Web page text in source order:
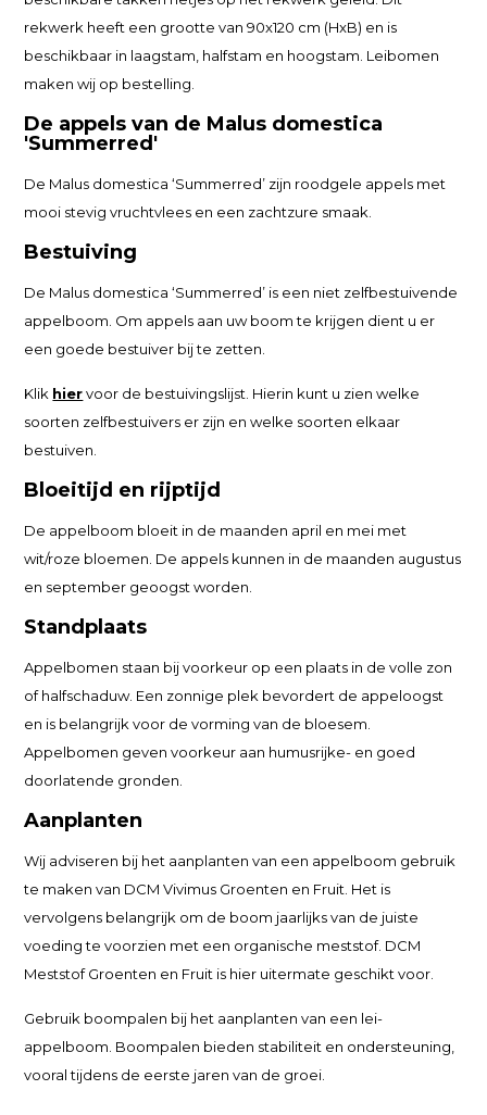
rekwerk heeft een grootte van 90x120 cm (HxB) en is
beschikbaar in laagstam, halfstam en hoogstam. Leibomen
maken wij op bestelling.
De appels van de Malus domestica
'Summerred'
De Malus domestica ‘Summerred’ zijn roodgele appels met
mooi stevig vruchtvlees en een zachtzure smaak.
Bestuiving
De Malus domestica ‘Summerred’ is een niet zelfbestuivende
appelboom. Om appels aan uw boom te krijgen dient u er
een goede bestuiver bij te zetten.
Klik hiervoor de bestuivingslijst. Hierin kunt u zien welke
soorten zelfbestuivers er zijn en welke soorten elkaar
bestuiven.
Bloeitijd en rijptijd
De appelboom bloeit in de maanden april en mei met
wit/roze bloemen. De appels kunnen in de maanden augustus
en september geoogst worden.
Standplaats
Appelbomen staan bij voorkeur op een plaats in de volle zon
of halfschaduw. Een zonnige plek bevordert de appeloogst
en is belangrijk voor de vorming van de bloesem.
Appelbomen geven voorkeur aan humusrijke- en goed
doorlatende gronden.
Aanplanten
Wij adviseren bij het aanplanten van een appelboom gebruik
te maken van DCM Vivimus Groenten en Fruit. Het is
vervolgens belangrijk om de boom jaarlijks van de juiste
voeding te voorzien met een organische meststof. DCM
Meststof Groenten en Fruit is hier uitermate geschikt voor.
Gebruik boompalen bij het aanplanten van een lei-
appelboom. Boompalen bieden stabiliteit en ondersteuning,
vooral tijdens de eerste jaren van de groei.